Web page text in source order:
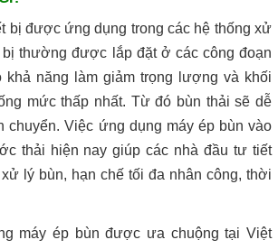
bị được ứng dụng trong các hệ thống xử
bị thường được lắp đặt ở các công đoạn
khả năng làm giảm trọng lượng và khối
mức thấp nhất. Từ đó bùn thải sẽ dễ
chuyển. Việc ứng dụng máy ép bùn vào
thải hiện nay giúp các nhà đầu tư tiết
lý bùn, hạn chế tối đa nhân công, thời
máy ép bùn được ưa chuộng tại Việt